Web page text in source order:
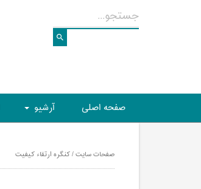
صفحه اصلی آرشیو
صفحات سایت / کنگره ارتقاء کیفیت